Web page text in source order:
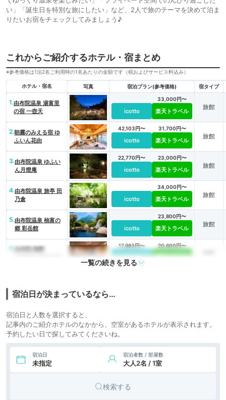
い」「誕生日を特別な旅にしたい」など、2人で旅のテーマを決めて泊ま
りたいお宿をチェックしてみましょう♪
これからご紹介するホテル・宿まとめ
※参考価格は1泊2名ご利用時の1名あたりの金額です（税およびサービス料込み）
ホテル・宿名 写真 宿泊プラン(参考価格) 宿タイプ
1.由布院温泉 湯富里
の宿 一壺天
icotto
33,000円〜
楽天トラベル
旅館
2.朝霧のみえる宿 ゆ
ふいん花由
42,103円〜
icotto
31,700円〜
楽天トラベル
旅館
3.由布院温泉 ゆふい
ん月燈庵
22,770円〜
icotto
23,000円〜
楽天トラベル
旅館
4.由布院温泉 旅亭 田
乃倉
icotto
34,000円〜
楽天トラベル
旅館
5.由布院温泉 柚富の
郷 彩岳館
icotto
23,800円〜
楽天トラベル
旅館
6.
由布院 梅園
17,983円〜
icotto
20,600円〜
楽天トラベル
神和苑
9.別府温泉 別邸はる
樹
icotto 楽天トラベル
旅館
10. 別府温泉 匠晴の宿
14,900円〜
旅館
25,694円〜
一覧の続きを見る
宿泊日が決まっているなら…
宿泊日と人数を選択すると、
記事内のご紹介ホテルのなかから、空室があるホテルが表示されます。
予約したい日で探してみてくださいね。
宿泊日
未指定
宿泊者数 / 部屋数
大人2名 / 1室
検索する